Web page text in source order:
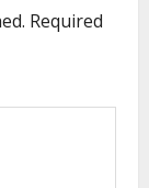
Required